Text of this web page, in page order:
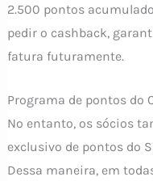
2.500 pontos
pedir o cashback,
fatura futuramente.
Programa de pontos do
No entanto, os sócios
exclusivo de pontos do
Dessa maneira, em